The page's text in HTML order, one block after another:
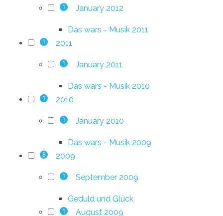
1 January 2012
Das wars - Musik 2011
1 2011
1 January 2011
Das wars - Musik 2010
1 2010
1 January 2010
Das wars - Musik 2009
5 2009
1 September 2009
Geduld und Glück
1 August 2009